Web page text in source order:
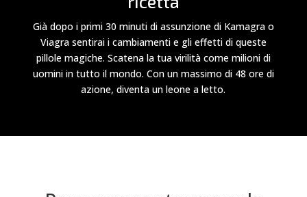
Già dopo i primi 30 minuti di assunzione di Kamagra o
Viagra sentirai i cambiamenti e gli effetti di queste
pillole magiche. Scatena la tua virilità come milioni di
uomini in tutto il mondo. Con un massimo di 48 ore di
azione, diventa un leone a letto.